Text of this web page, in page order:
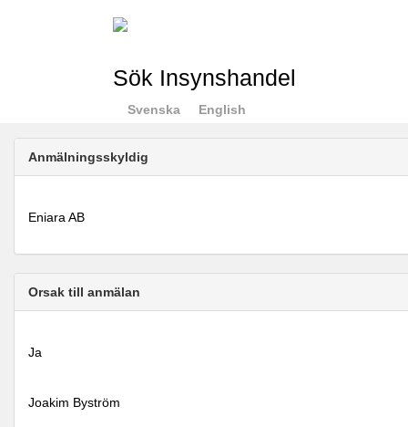
Sök Insynshandel
Svenska English
Anmälningsskyldig
Eniara AB
Orsak till anmälan
Ja
Joakim Byström